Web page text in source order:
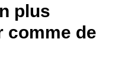
plus
comme de